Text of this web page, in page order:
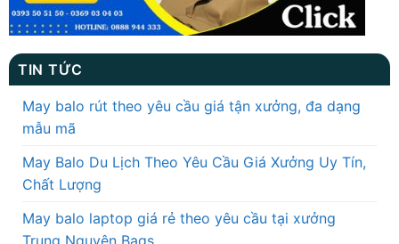
TIN TỨC
May balo rút theo yêu cầu giá tận xưởng, đa dạng
mẫu mã
May Balo Du Lịch Theo Yêu Cầu Giá Xưởng Uy Tín,
Chất Lượng
May balo laptop giá rẻ theo yêu cầu tại xưởng
Trung Nguyên Bags